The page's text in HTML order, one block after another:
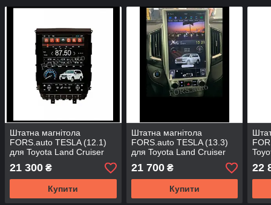
Штатна магнітола
FORS.auto TESLA (12.1)
для Toyota Land Cruiser
2016 -2018
21 300 ₴
Купити
Штатна магнітола
FORS.auto TESLA (13.3)
для Toyota Land Cruiser
2016 -2018
21 700₴
Купити
22